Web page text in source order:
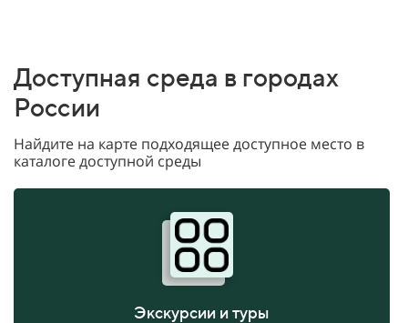
Доступная среда в городах
России
Найдите на карте подходящее доступное место в
каталоге доступной среды
Экскурсии и туры